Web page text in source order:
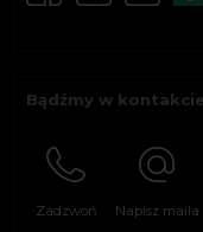
Bądźmy w
Zadzwoń Napisz maila